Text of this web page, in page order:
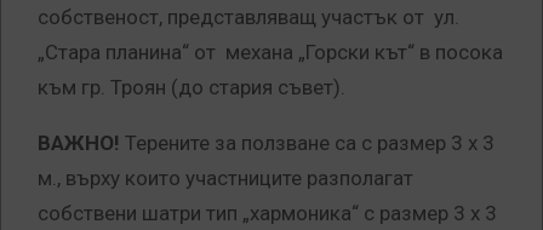
собственост, представляващ участък от ул.
„Стара планина“ от механа „Горски кът“ в посока
към гр. Троян (до стария съвет).
ВАЖНО! Терените за ползване са с размер 3 х 3
м., върху които участниците разполагат
собствени шатри тип „хармоника“ с размер 3 х 3